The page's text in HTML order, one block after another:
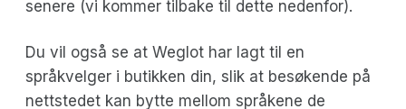
senere (vi kommer tilbake til dette nedenfor).
Du vil også se at Weglot har lagt til en
språkvelger i butikken din, slik at besøkende på
nettstedet kan bytte mellom språkene de